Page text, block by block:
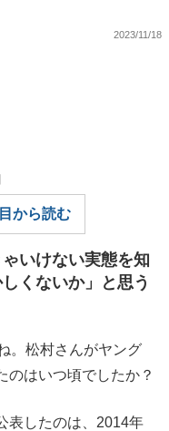
2023/11/18
から読む
いけない実態を知
くないか」と思う
。松村さんがヤング
のはいつ頃でしたか？
したのは、2014年